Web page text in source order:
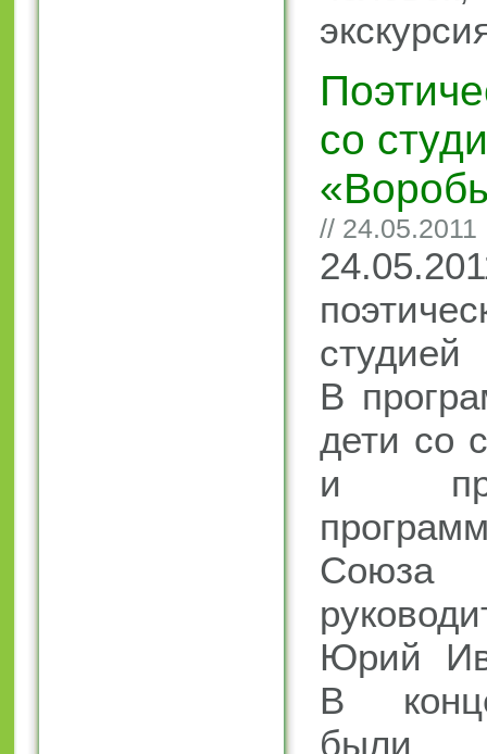
со
// 24.05.2011
В
дети со
и
Союза
Юрий
В
были